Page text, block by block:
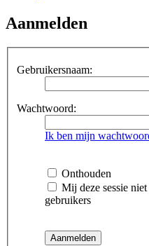
Aanmelden
Gebruikersnaam:
Wachtwoord:
Ik ben mijn
Onthouden
Mij deze sessie
gebruikers